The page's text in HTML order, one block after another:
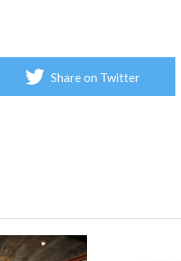
Share on Twitter